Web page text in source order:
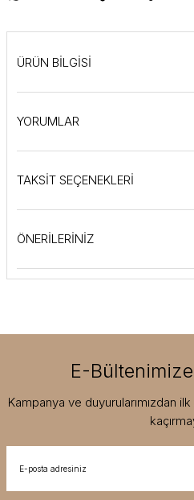
ÜRÜN BİLGİSİ
YORUMLAR
TAKSİT SEÇENEKLERİ
ÖNERİLERİNİZ
E-
Kampanya ve duyurularımızdan